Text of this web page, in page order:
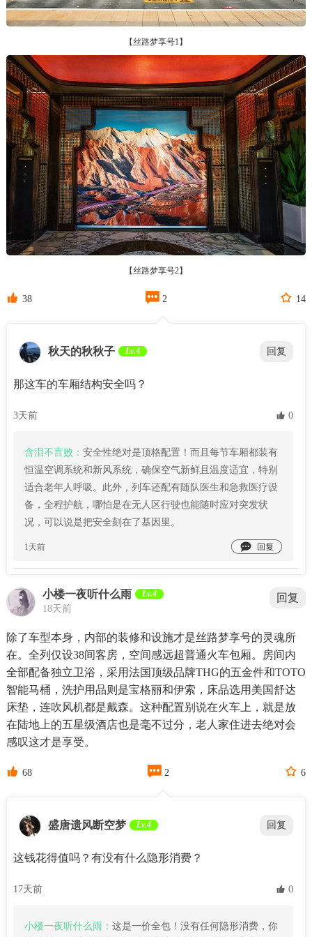
【丝路梦享号1】
【丝路梦享号2】
 38  2  14
秋天的秋秋子 Lv.4 回复
那这车的车厢结构安全吗？
3天前  0
含泪不言败： 安全性绝对是顶格配置！而且每节车厢都装有
恒温空调系统和新风系统，确保空气新鲜且温度适宜，特别
适合老年人呼吸。此外，列车还配有随队医生和急救医疗设
备，全程护航，哪怕是在无人区行驶也能随时应对突发状
况，可以说是把安全刻在了基因里。
1天前 
小楼一夜听什么雨 Lv.4
18天前
回复
除了车型本身，内部的装修和设施才是丝路梦享号的灵魂所
在。全列仅设38间客房，空间感远超普通火车包厢。房间内
全部配备独立卫浴，采用法国顶级品牌THG的五金件和TOTO
智能马桶，洗护用品则是宝格丽和伊索，床品选用美国舒达
床垫，连吹风机都是戴森。这种配置别说在火车上，就是放
在陆地上的五星级酒店也是毫不过分，老人家住进去绝对会
感叹这才是享受。
 68  2  6
盛唐遗风断空梦 Lv.4 回复
这钱花得值吗？有没有什么隐形消费？
17天前  0
小楼一夜听什么雨： 这是一价全包！没有任何隐形消费，你